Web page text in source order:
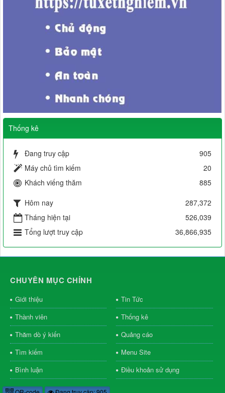
Thống kê
Đang truy cập
905
Máy chủ tìm kiếm
20
Khách viếng thăm
885
Hôm nay
287,372
Tháng hiện tại
526,039
Tổng lượt truy cập
36,866,935
CHUYÊN MỤC CHÍNH
Giới thiệu
Tin Tức
Thành viên
Thống kê
Thăm dò ý kiến
Quảng cáo
Tìm kiếm
Menu Site
Bình luận
Điều khoản sử dụng